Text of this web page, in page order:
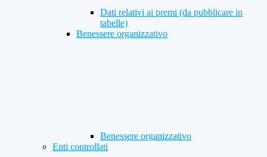
Dati relativi ai premi (da pubblicare in
tabelle)
Benessere organizzativo
Benessere organizzativo
Enti controllati